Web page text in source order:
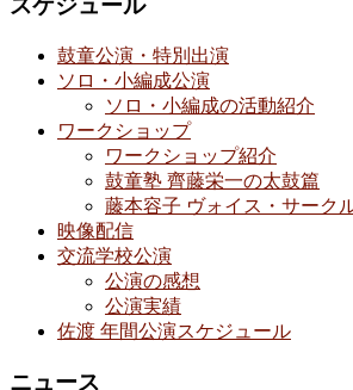
スケジュール
鼓童公演・特別出演
ソロ・小編成公演
ソロ・小編成の活動紹介
ワークショップ
ワークショップ紹介
鼓童塾 齊藤栄一の太鼓篇
藤本容子 ヴォイス・サーク
映像配信
交流学校公演
公演の感想
公演実績
佐渡 年間公演スケジュール
ニュース